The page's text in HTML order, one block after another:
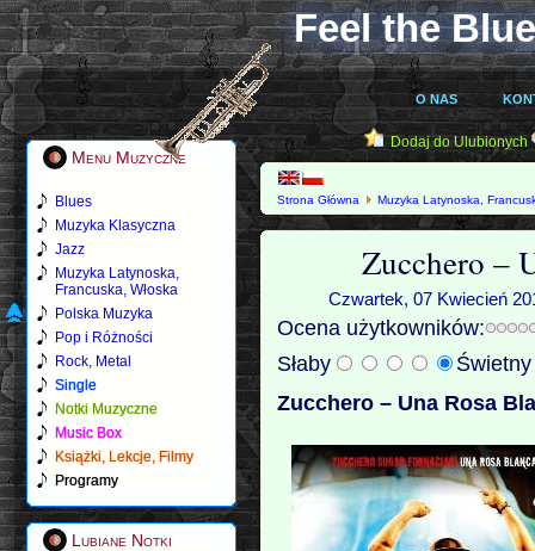
Feel the
O NAS
Menu Muzyczne
Blues
Muzyka Klasyczna
Jazz
Muzyka Latynoska,
Francuska, Włoska
Polska Muzyka
Pop i Różności
Rock, Metal
Single
Notki Muzyczne
Music Box
Książki, Lekcje, Filmy
Programy
Lubiane Notki
Dodaj do Ulubionych
Strona Główna Muzyka Latynoska,
Zucchero ‎–
Czwartek, 07 Kwiecień
Ocena użytkowników:
Słaby
Zucchero ‎– Una Rosa